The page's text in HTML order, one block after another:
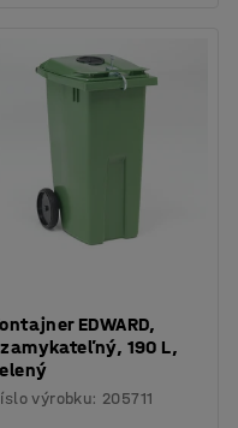
EDWARD,
190 L,
výrobku: 205711